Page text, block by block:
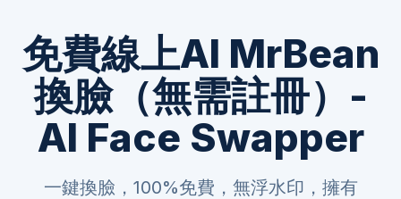
免費線上AI MrBean
換臉（無需註冊）-
AI Face Swapper
一鍵換臉，100%免費，無浮水印，擁有